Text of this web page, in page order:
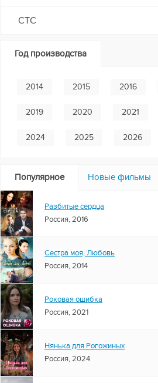
СТС
Год производства
2014 2015 2016
2019 2020 2021
2024 2025 2026
Популярное Новые фильмы
Разбитые сердца
Россия, 2016
Сестра моя, Любовь
Россия, 2014
Роковая ошибка
Россия, 2021
Нянька для Рогожиных
Россия, 2024